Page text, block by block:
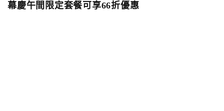
幕慶午間限定套餐可享66折優惠